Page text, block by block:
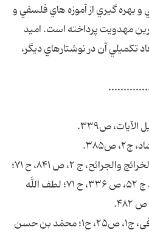
بهره گيري از آموزه هاي فلسفي و
مهدويت پرداخته است. اميد
تكميلي آن در نوشتارهاي ديگر،
۱. سعيد بن هبةاللَّه راوندى، الخرائج والجرائح، ج ۲، ص ۸۴۱، ح ۷۱؛
محمدباقر مجلسى، بحارالانوار، ج ۵۲، ص ۳۳۶، ح ۷۱؛ لطف اللَّه
۲. محمّد بن يعقوب كلينى، كافى، ج۱، ص۲۵، ح۱؛ محمّد بن حسن